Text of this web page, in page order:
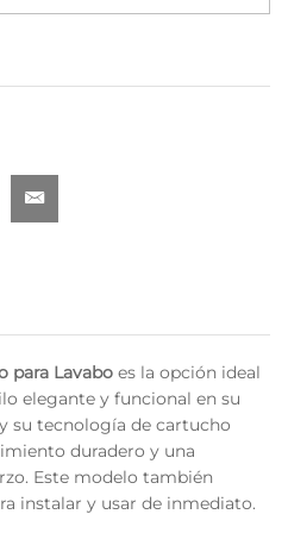
para Lavabo es la opción ideal
elegante y funcional en su
su tecnología de cartucho
duradero y una
Este modelo también
instalar y usar de inmediato.